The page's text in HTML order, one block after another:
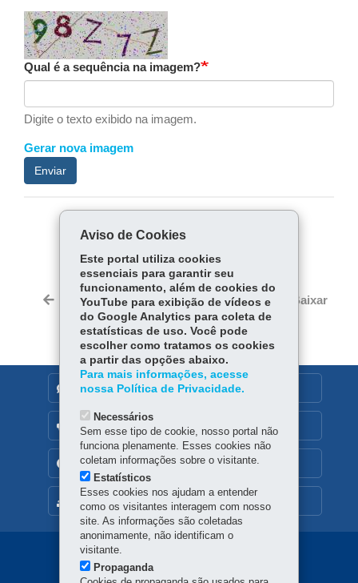
Qual é a sequência na imagem?
Digite o texto exibido na imagem.
Gerar nova imagem
Enviar
COMPARTILHE:
FacebookWhatsApp
Voltar Início Imprimir Baixar
MAPA DO SITE
DENUNCIE CORRUPÇÃO
OUVIDORIA
TRANSPARÊNCIA INSTITUCIONAL
Navegação
Aviso de Cookies
Este portal utiliza cookies
essenciais para garantir seu
funcionamento, além de cookies do
YouTube para exibição de vídeos e
do Google Analytics para coleta de
estatísticas de uso. Você pode
escolher como tratamos os cookies
a partir das opções abaixo.
Para mais informações, acesse
nossa Política de Privacidade.
Necessários
Sem esse tipo de cookie, nosso portal não
funciona plenamente. Esses cookies não
coletam informações sobre o visitante.
Estatísticos
Esses cookies nos ajudam a entender
como os visitantes interagem com nosso
site. As informações são coletadas
anonimamente, não identificam o
visitante.
Propaganda